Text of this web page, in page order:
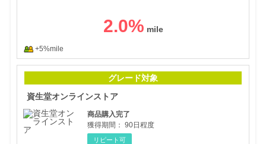
2.0%
+5%mile
グレード対象
資生堂オンラインストア
商品購入完了
獲得期間： 90日程度
リピート可